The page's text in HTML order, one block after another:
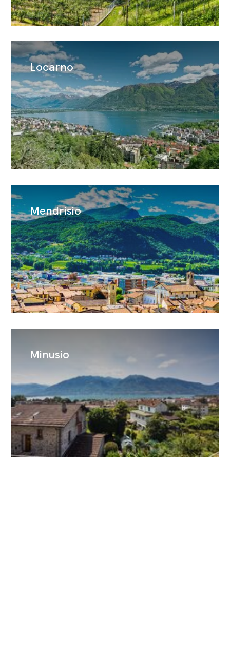
Locarno
Mendrisio
Minusio